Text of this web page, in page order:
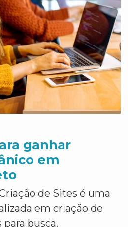
ganhar
em
de Sites é uma
em criação de
busca.